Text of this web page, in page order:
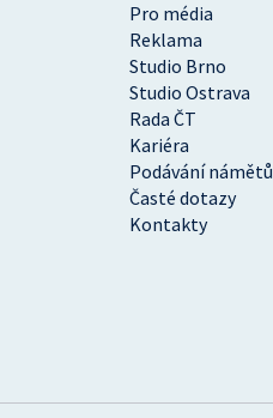
Pro média
Reklama
Studio Brno
Studio Ostrava
Rada ČT
Kariéra
Podávání námětů
Časté dotazy
Kontakty